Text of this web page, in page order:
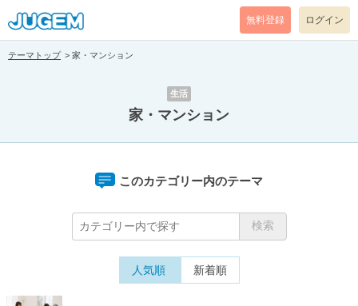
無料登録 ログイン
テーマトップ 家・マンション
生活
家・マンション
このカテゴリー内のテーマ
人気順 新着順